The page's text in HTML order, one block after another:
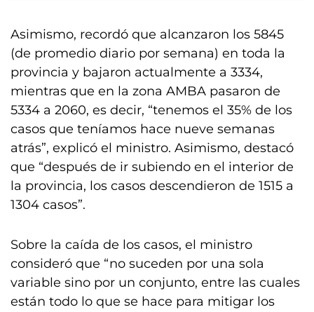
Asimismo, recordó que alcanzaron los 5845
(de promedio diario por semana) en toda la
provincia y bajaron actualmente a 3334,
mientras que en la zona AMBA pasaron de
5334 a 2060, es decir, “tenemos el 35% de los
casos que teníamos hace nueve semanas
atrás”, explicó el ministro. Asimismo, destacó
que “después de ir subiendo en el interior de
la provincia, los casos descendieron de 1515 a
1304 casos”.
Sobre la caída de los casos, el ministro
consideró que “no suceden por una sola
variable sino por un conjunto, entre las cuales
están todo lo que se hace para mitigar los